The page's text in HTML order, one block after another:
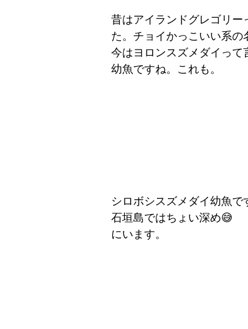
昔はアイランドグレゴリー
た。チョイかっこいい系の
今はヨロンスズメダイって
幼魚ですね。これも。
シロボシスズメダイ幼魚で
石垣島ではちょい深め😅
にいます。